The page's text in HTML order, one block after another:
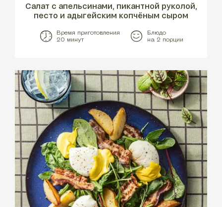
Салат с апельсинами, пикантной руколой,
песто и адыгейским копчёным сыром
Время приготовления
20 минут
Блюдо
на 2 порции